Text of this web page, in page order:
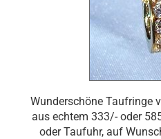
Wunderschöne Taufringe
aus echtem 333/- oder
oder Taufuhr, auf